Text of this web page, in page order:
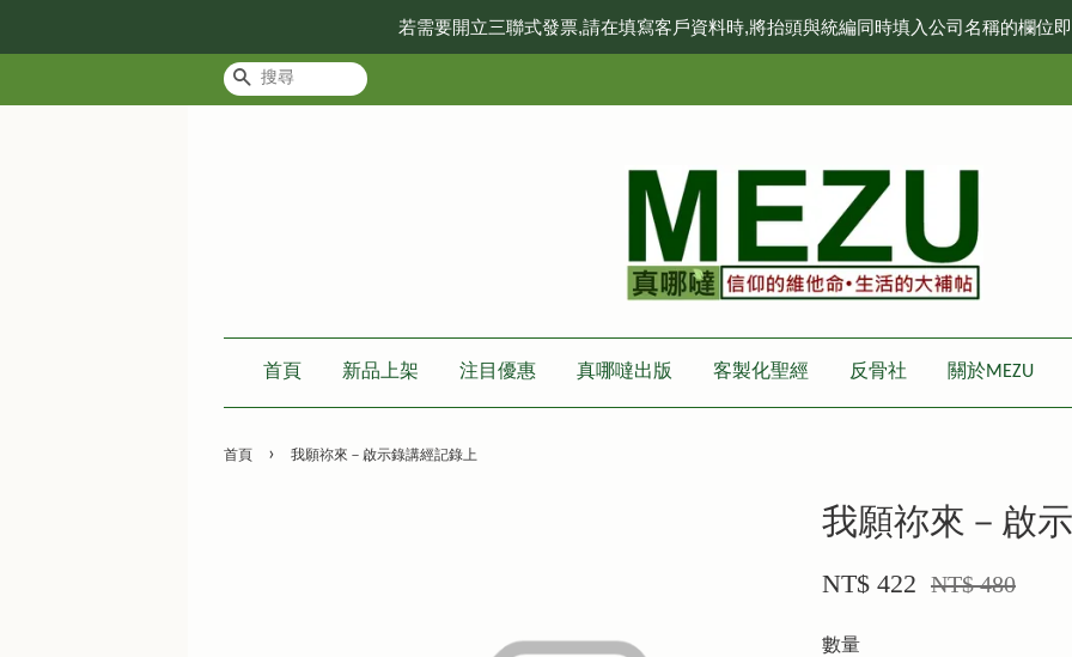
若需要開立三聯式發票,請在填寫客戶資料時,將抬頭與統編同時填入公司名稱的欄位
搜尋
首頁 新品上架 注目優惠 真哪噠出版 客製化聖經 反骨社 關於MEZU
首頁 › 我願祢來－啟示錄講經記錄上
我願祢來－啟
NT$ 422 NT$ 480
數量